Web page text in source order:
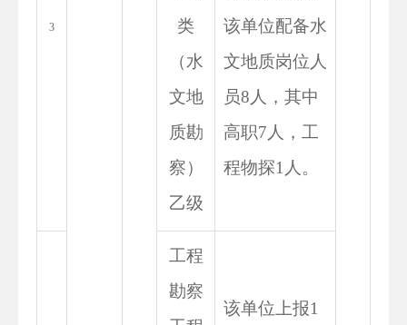
3
类
（水
文地
质勘
察）
乙级
该单位配备水
文地质岗位人
员8人，其中
高职7人，工
程物探1人。
工程
勘察
该单位上报1